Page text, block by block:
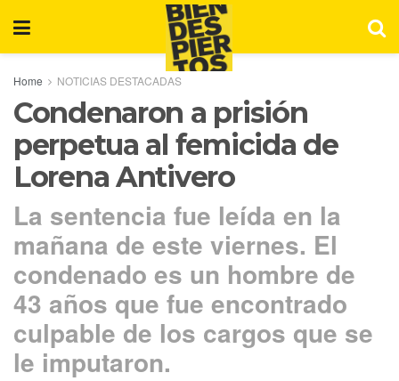
Home NOTICIAS DESTACADAS
Condenaron a prisión
perpetua al femicida de
Lorena Antivero
La sentencia fue leída en la
mañana de este viernes. El
condenado es un hombre de
43 años que fue encontrado
culpable de los cargos que se
le imputaron.